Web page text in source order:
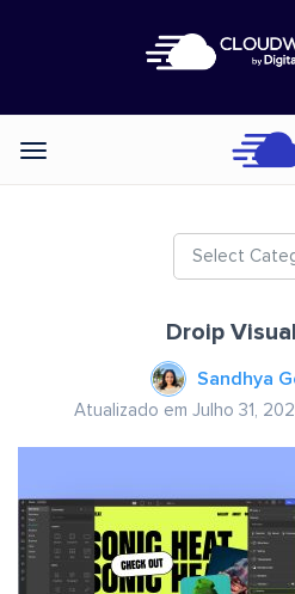
Categories
Select
Droip
Sandhya
Atualizado em Julho 31,